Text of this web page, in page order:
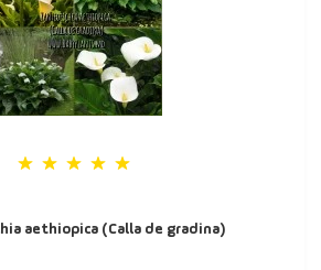
aethiopica (Calla de gradina)